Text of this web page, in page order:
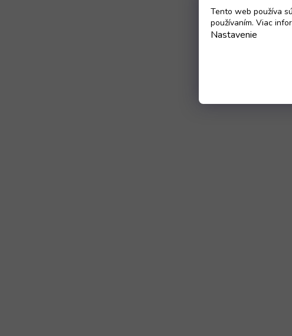
Tento web používa
používaním. Viac
Nastavenie